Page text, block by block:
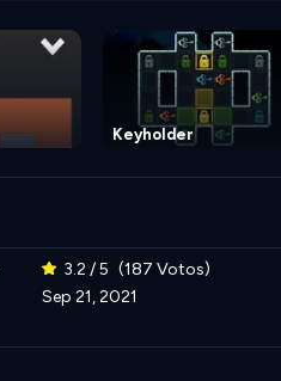
Keyholder
3.2 / 5 (187 Votos)
Sep 21, 2021